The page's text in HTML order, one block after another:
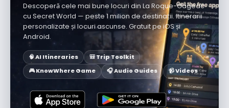
Descoperă cele mai bune locuri din La Roque-Gageac
cu Secret World — peste 1 milion de destinații. Itinerarii
personalizate și locuri ascunse. Gratuit pe iOS și
Android.
🧠 AI Itineraries
🎒 Trip Toolkit
🎮 KnowWhere Game
🎧 Audio Guides 📹 Videos